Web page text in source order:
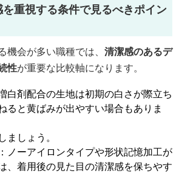
を重視する条件で見るべきポイン
機会が多い職種では、 清潔感のあるデ
性が重要な比較軸になります。
白剤配合の生地は初期の白さが際立ち
ると黄ばみが出やすい場合もありま
しょう。
：ノーアイロンタイプや形状記憶加工が
、着用後の見た目の清潔感を保ちやす